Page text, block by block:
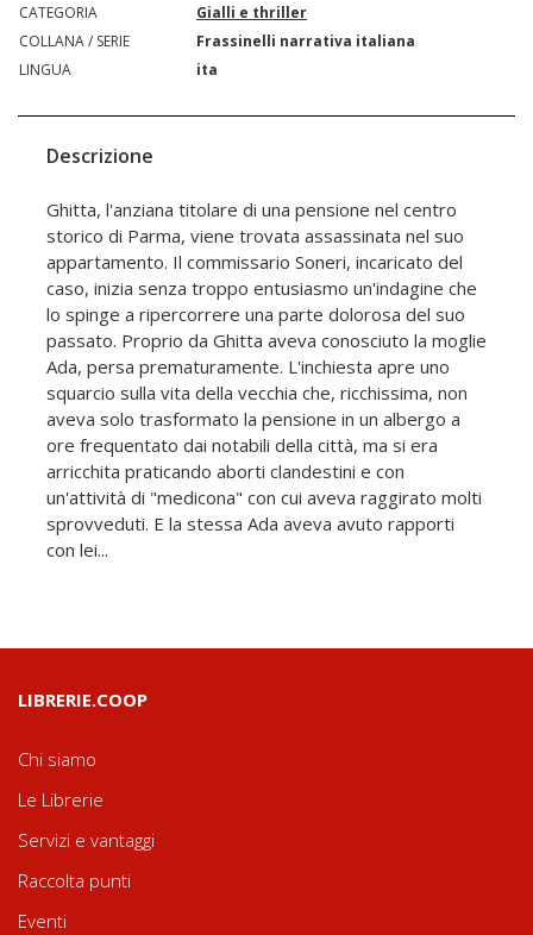
CATEGORIA
Gialli e thriller
COLLANA / SERIE
Frassinelli narrativa italiana
LINGUA
ita
Descrizione
Ghitta, l'anziana titolare di una pensione nel centro
storico di Parma, viene trovata assassinata nel suo
appartamento. Il commissario Soneri, incaricato del
caso, inizia senza troppo entusiasmo un'indagine che
lo spinge a ripercorrere una parte dolorosa del suo
passato. Proprio da Ghitta aveva conosciuto la moglie
Ada, persa prematuramente. L'inchiesta apre uno
squarcio sulla vita della vecchia che, ricchissima, non
aveva solo trasformato la pensione in un albergo a
ore frequentato dai notabili della città, ma si era
arricchita praticando aborti clandestini e con
un'attività di "medicona" con cui aveva raggirato molti
sprovveduti. E la stessa Ada aveva avuto rapporti
con lei...
LIBRERIE.COOP
Chi siamo
Le Librerie
Servizi e vantaggi
Raccolta punti
Eventi